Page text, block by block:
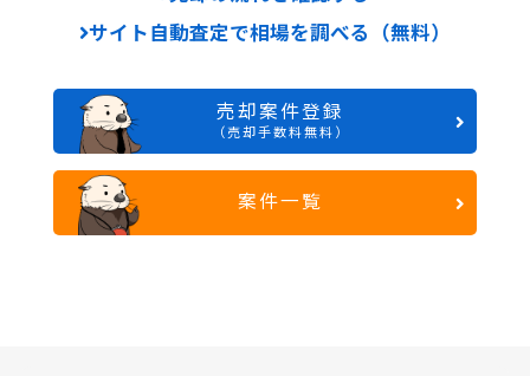
サイト自動査定で相場を調べる（無料）
売却案件登録
（売却手数料無料）
案件一覧